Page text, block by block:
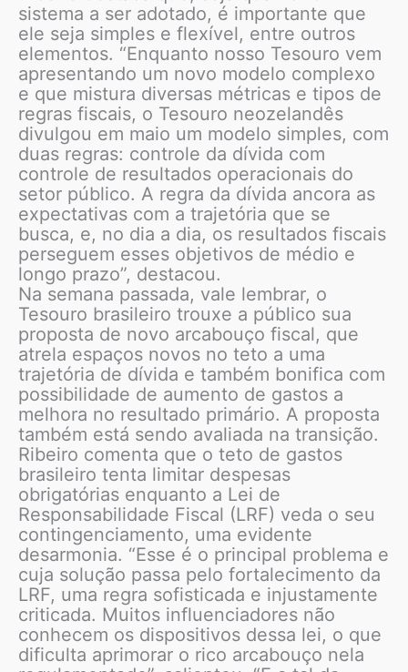
sistema a ser adotado, é importante que
ele seja simples e flexível, entre outros
elementos. “Enquanto nosso Tesouro vem
apresentando um novo modelo complexo
e que mistura diversas métricas e tipos de
regras fiscais, o Tesouro neozelandês
divulgou em maio um modelo simples, com
duas regras: controle da dívida com
controle de resultados operacionais do
setor público. A regra da dívida ancora as
expectativas com a trajetória que se
busca, e, no dia a dia, os resultados fiscais
perseguem esses objetivos de médio e
longo prazo”, destacou.
Na semana passada, vale lembrar, o
Tesouro brasileiro trouxe a público sua
proposta de novo arcabouço fiscal, que
atrela espaços novos no teto a uma
trajetória de dívida e também bonifica com
possibilidade de aumento de gastos a
melhora no resultado primário. A proposta
também está sendo avaliada na transição.
Ribeiro comenta que o teto de gastos
brasileiro tenta limitar despesas
obrigatórias enquanto a Lei de
Responsabilidade Fiscal (LRF) veda o seu
contingenciamento, uma evidente
desarmonia. “Esse é o principal problema e
cuja solução passa pelo fortalecimento da
LRF, uma regra sofisticada e injustamente
criticada. Muitos influenciadores não
conhecem os dispositivos dessa lei, o que
dificulta aprimorar o rico arcabouço nela